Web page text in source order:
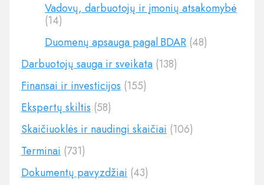
Vadovų, darbuotojų ir įmonių atsakomybė
(14)
Duomenų apsauga pagal BDAR (48)
Darbuotojų sauga ir sveikata (138)
Finansai ir investicijos (155)
Ekspertų skiltis (58)
Skaičiuoklės ir naudingi skaičiai (106)
Terminai (731)
Dokumentų pavyzdžiai (43)